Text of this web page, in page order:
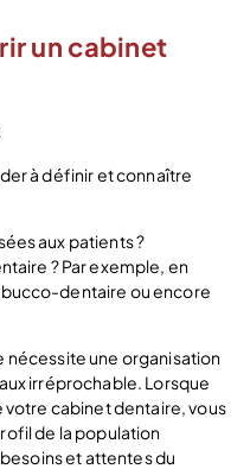
un cabinet
à définir et connaître
aux patients ?
? Par exemple, en
dentaire ou encore
nécessite une organisation
irréprochable. Lorsque
votre cabinet dentaire, vous
de la population
et attentes du